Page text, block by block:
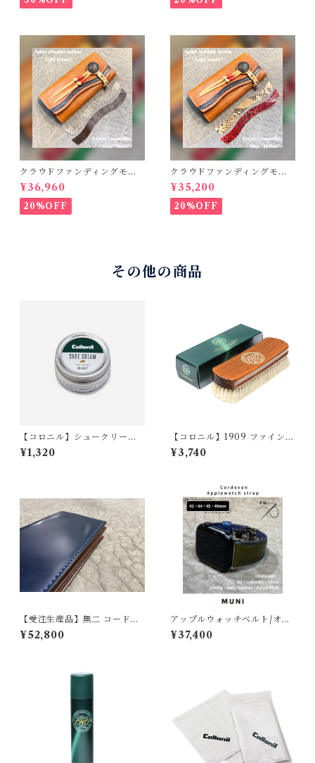
タリアンショルダーレザー
クラウドファンディングモデ
ル！Cactus・カクタス ロン
グウォレット（CWBL-03）
インレイ・リザード × イタリ
アンショルダーレザー コン
¥36,960
20%OFF
クラウドファンディングモデ
ル！Cactus・カクタス ロン
グウォレット（CWBL-03）
インレイ・パイソン × イタリ
アンショルダーレザー コン
¥35,200
20%OFF
その他の商品
【コロニル】シュークリー
ム・ブラック
¥1,320
【コロニル】1909 ファインポ
リッシングブラシ（山羊毛ブ
ラシ）
¥3,740
【受注生産品】無二 コードバ
ン名刺入れ オイルコードバ
ン・ネイビー×ブラウン 新喜
¥52,800
アップルウォッチベルト/オイ
ルコードバン・オリーブ・ボ
ンベ型・手縫い（For 42/44/
¥37,400